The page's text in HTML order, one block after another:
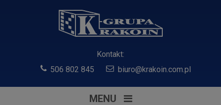
Kontakt:
506 802 845
biuro@krakoin.com.pl
MENU